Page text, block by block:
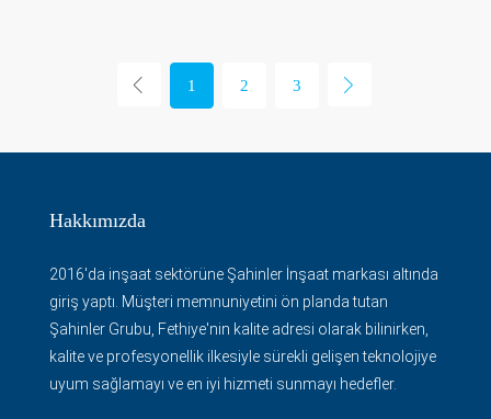
1 2 3
Hakkımızda
2016'da inşaat sektörüne Şahinler İnşaat markası altında
giriş yaptı. Müşteri memnuniyetini ön planda tutan
Şahinler Grubu, Fethiye'nin kalite adresi olarak bilinirken,
kalite ve profesyonellik ilkesiyle sürekli gelişen teknolojiye
uyum sağlamayı ve en iyi hizmeti sunmayı hedefler.